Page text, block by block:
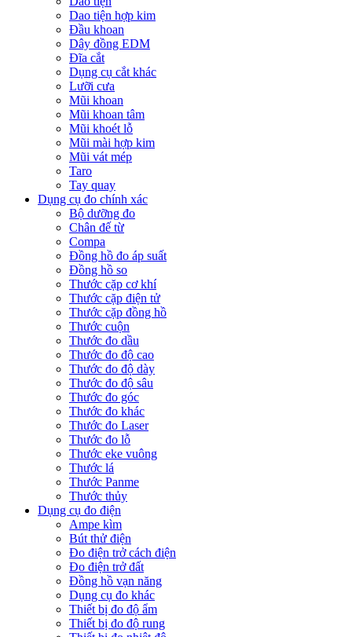
Dao tiện hợp kim
Đầu khoan
Dây đồng EDM
Đĩa cắt
Dụng cụ cắt khác
Lưỡi cưa
Mũi khoan
Mũi khoan tâm
Mũi khoét lỗ
Mũi mài hợp kim
Mũi vát mép
Taro
Tay quay
Dụng cụ đo chính xác
Bộ dưỡng đo
Chân đế từ
Compa
Đồng hồ đo áp suất
Đồng hồ so
Thước cặp cơ khí
Thước cặp điện tử
Thước cặp đồng hồ
Thước cuộn
Thước đo dầu
Thước đo độ cao
Thước đo độ dày
Thước đo độ sâu
Thước đo góc
Thước đo khác
Thước đo Laser
Thước đo lỗ
Thước eke vuông
Thước lá
Thước Panme
Thước thủy
Dụng cụ đo điện
Ampe kìm
Bút thử điện
Đo điện trở cách điện
Đo điện trở đất
Đồng hồ vạn năng
Dụng cụ đo khác
Thiết bị đo độ ẩm
Thiết bị đo độ rung